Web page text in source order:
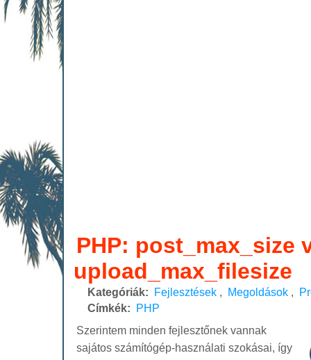
PHP: post_max_size
upload_max_filesize
Kategóriák: Fejlesztések , Megoldások ,
Címkék: PHP
Szerintem minden fejlesztőnek vannak
sajátos számítógép-használati szokásai, így